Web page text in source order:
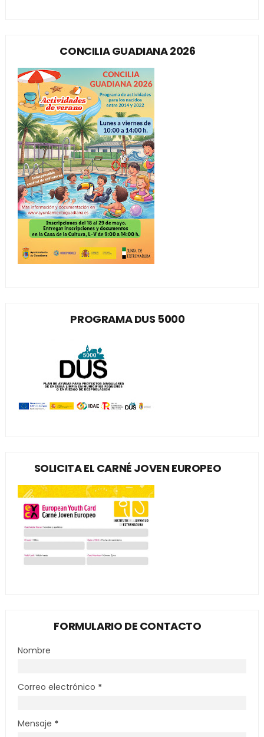
CONCILIA GUADIANA 2026
PROGRAMA DUS 5000
SOLICITA EL CARNÉ JOVEN EUROPEO
FORMULARIO DE CONTACTO
Nombre
Correo electrónico *
Mensaje *